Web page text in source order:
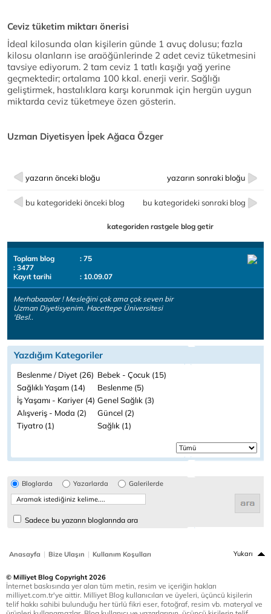
Ceviz tüketim miktarı önerisi
İdeal kilosunda olan kişilerin günde 1 avuç dolusu; fazla
kilosu olanların ise araöğünlerinde 2 adet ceviz tüketmesini
tavsiye ediyorum. 2 tam ceviz 1 tatlı kaşığı yağ yerine
geçmektedir; ortalama 100 kkal. enerji verir. Sağlığı
geliştirmek, hastalıklara karşı korunmak için hergün uygun
miktarda ceviz tüketmeye özen gösterin.
Uzman Diyetisyen İpek Ağaca Özger
yazarın önceki bloğu yazarın sonraki bloğu
bu kategorideki önceki blog bu kategorideki sonraki blog
kategoriden rastgele blog getir
Toplam blog
: 75
: 3477
Kayıt tarihi
: 10.09.07
Merhabaaalar ! Mesleğini çok ama çok seven bir
Uzman Diyetisyenim. Hacettepe Üniversitesi
'Besl..
Yazdığım Kategoriler
Beslenme / Diyet (26) Bebek - Çocuk (15)
Sağlıklı Yaşam (14)
Beslenme (5)
İş Yaşamı - Kariyer (4) Genel Sağlık (3)
Alışveriş - Moda (2)
Güncel (2)
Tiyatro (1)
Sağlık (1)
Bloglarda Yazarlarda Galerilerde
Sadece bu yazarın bloglarında ara
Anasayfa | Bize Ulaşın | Kullanım Koşulları Yukarı
© Milliyet Blog Copyright 2026
İnternet baskısında yer alan tüm metin, resim ve içeriğin hakları
milliyet.com.tr'ye aittir. Milliyet Blog kullanıcıları ve üyeleri, üçüncü kişilerin
telif hakkı sahibi bulunduğu her türlü fikri eser, fotoğraf, resim vb. materyal ve